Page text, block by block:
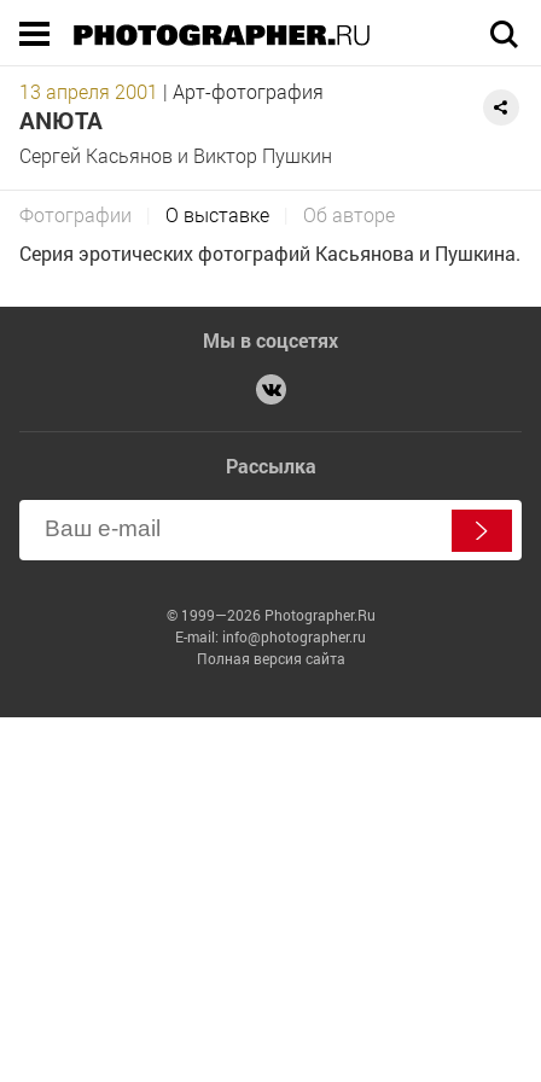
13 апреля 2001 | Арт-фотография
АNЮТА
Сергей Касьянов и Виктор Пушкин
Фотографии О выставке
Об авторе
Серия эротических фотографий Касьянова и Пушкина.
Мы в соцсетях
Рассылка
© 1999—2026 Photographer.Ru
E-mail: info@photographer.ru
Полная версия сайта